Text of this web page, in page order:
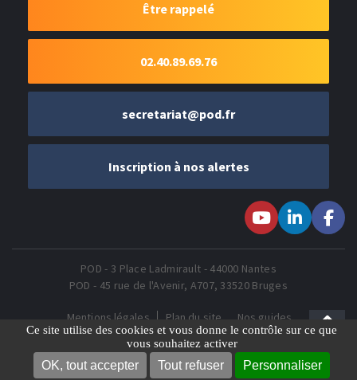
Ce site utilise des cookies et vous donne le contrôle sur ce que
vous souhaitez activer
OK, tout accepter Tout refuser Personnaliser
Être rappelé
02.40.89.69.76
secretariat@pod.fr
Inscription à nos alertes
Youtubesur LinkedIn
nous sur
POD - 3 Place Ladmirault - 44000 Nantes
POD - 45 rue de l'Avenir, A707, 33520 Bruges
Mentions légales Plan du site
Nos guides
Gestion des Cookies